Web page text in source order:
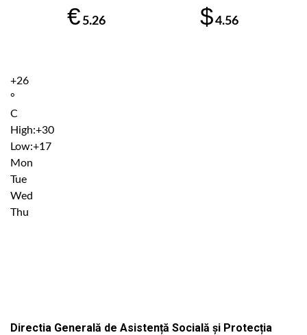
€ 5.26 $4.56
+26
°
C
High:+30
Low:+17
Mon
Tue
Wed
Thu
Directia Generală de Asistență Socială și Protecția